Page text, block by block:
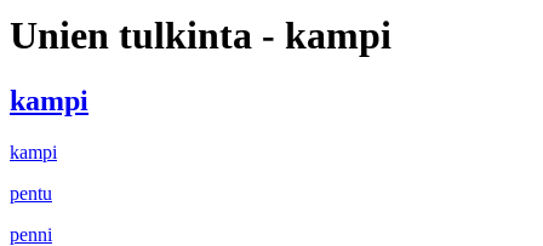
Unien tulkinta - kampi
kampi
kampi
pentu
penni